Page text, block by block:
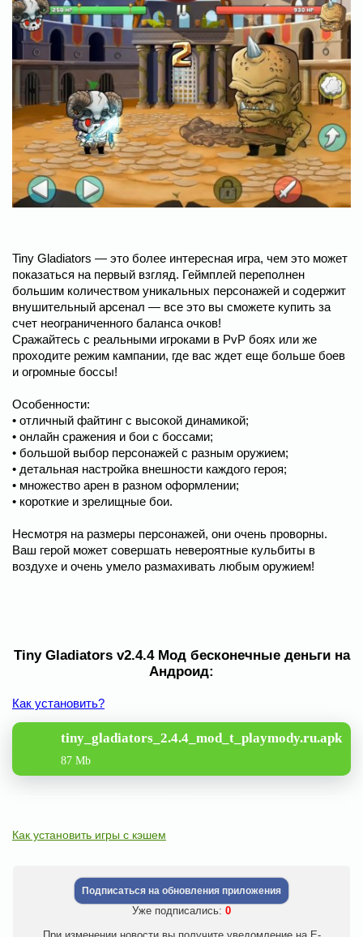
Tiny Gladiators — это более интересная игра, чем это может
показаться на первый взгляд. Геймплей переполнен
большим количеством уникальных персонажей и содержит
внушительный арсенал — все это вы сможете купить за
счет неограниченного баланса очков!
Сражайтесь с реальными игроками в PvP боях или же
проходите режим кампании, где вас ждет еще больше боев
и огромные боссы!
Особенности:
• отличный файтинг с высокой динамикой;
• онлайн сражения и бои с боссами;
• большой выбор персонажей с разным оружием;
• детальная настройка внешности каждого героя;
• множество арен в разном оформлении;
• короткие и зрелищные бои.
Несмотря на размеры персонажей, они очень проворны.
Ваш герой может совершать невероятные кульбиты в
воздухе и очень умело размахивать любым оружием!
Tiny Gladiators v2.4.4 Мод бесконечные деньги на
Андроид:
Как установить?
tiny_gladiators_2.4.4_mod_t_playmody.ru.apk
87 Mb
Как установить игры с кэшем
Подписаться на обновления приложения
Уже подписались: 0